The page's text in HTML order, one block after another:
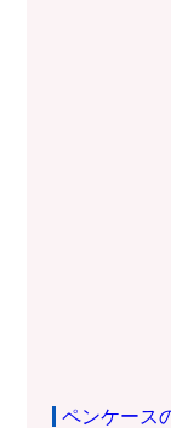
ペンケース